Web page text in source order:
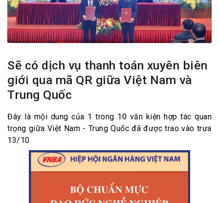
Sẽ có dịch vụ thanh toán xuyên biên
giới qua mã QR giữa Việt Nam và
Trung Quốc
Đây là mội dung của 1 trong 10 văn kiện hợp tác quan
trọng giữa Việt Nam - Trung Quốc đã được trao vào trưa
13/10.